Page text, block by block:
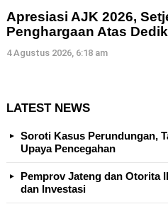
Apresiasi AJK 2026,
Penghargaan Atas
4 Agustus 2026, 6:18 am
LATEST NEWS
Soroti Kasus Perundungan,
Upaya Pencegahan
Pemprov Jateng dan Otorita
dan Investasi